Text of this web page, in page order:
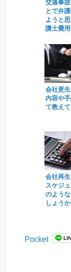
交通事
とで弁
ようと
護士費
会社更
内容や
て教えて
会社再
スケジ
のよう
しょうか
Pocket